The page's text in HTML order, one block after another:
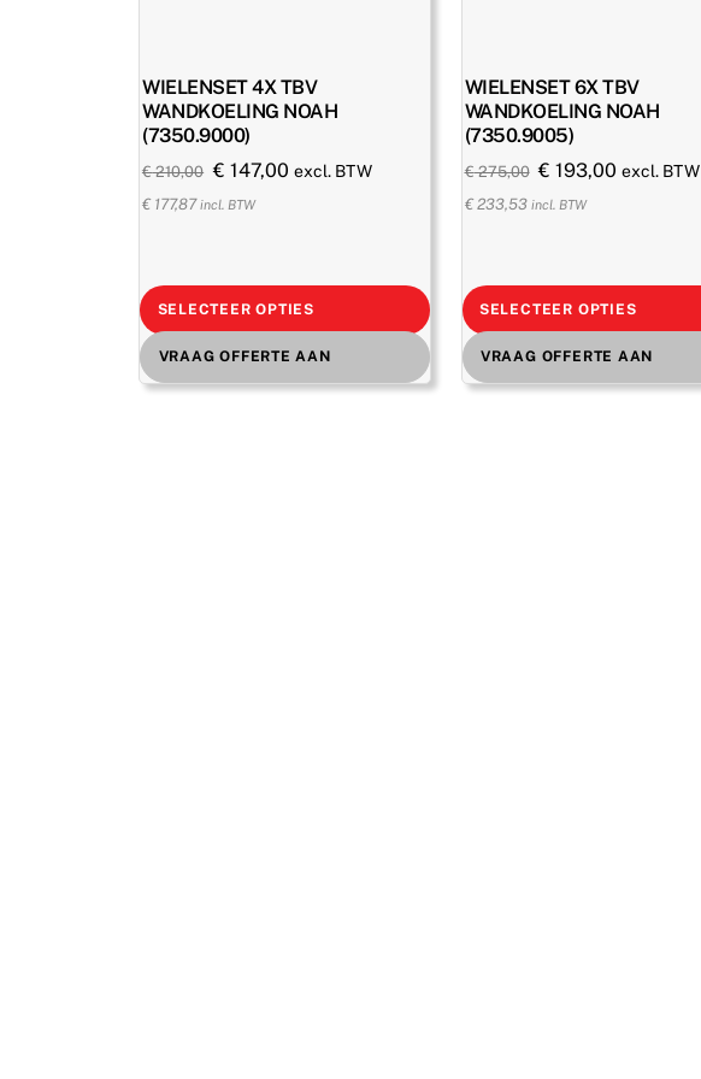
WIELENSET 4X TBV
WANDKOELING NOAH
(7350.9000)
€210,00 Oorspronkelijke
prijs
€ 147,00 Huidige
excl. BTW
€177,87 incl. BTW
SELECTEER OPTIES
VRAAG OFFERTE AAN
WIELENSET 6X TBV
WANDKOELING NOAH
(7350.9005)
€275,00 Oorspronkelijke
prijs
€ 193,00 Huidige
excl. BTW
€233,53 incl. BTW
SELECTEER OPTIES
VRAAG OFFERTE AAN